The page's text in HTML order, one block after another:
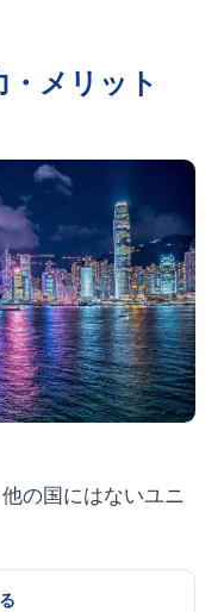
メリット
の国にはないユニ